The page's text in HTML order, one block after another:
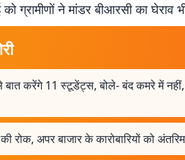
ग्रामीणों ने मांडर बीआरसी का घेराव
करेंगे 11 स्टूडेंट्स, बोले- बंद कमरे में
रोक, अपर बाजार के कारोबारियों को